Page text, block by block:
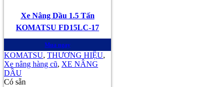
Xe Nâng Dầu 1.5 Tấn
KOMATSU FD15LC-17
Mua ngay
KOMATSU, THƯƠNG HIỆU,
Xe nâng hàng cũ, XE NÂNG
DẦU
Có sẵn